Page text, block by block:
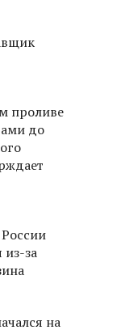
проливе
до
из-за
на